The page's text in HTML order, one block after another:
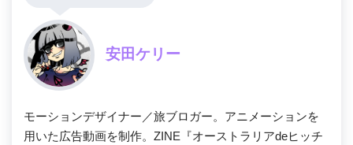
安田ケリー
モーションデザイナー／旅ブロガー。アニメーションを
用いた広告動画を制作。ZINE『オーストラリアdeヒッチ